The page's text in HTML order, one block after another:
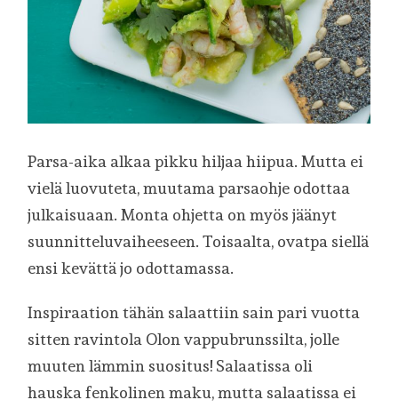
Parsa-aika alkaa pikku hiljaa hiipua. Mutta ei
vielä luovuteta, muutama parsaohje odottaa
julkaisuaan. Monta ohjetta on myös jäänyt
suunnitteluvaiheeseen. Toisaalta, ovatpa siellä
ensi kevättä jo odottamassa.
Inspiraation tähän salaattiin sain pari vuotta
sitten ravintola Olon vappubrunssilta, jolle
muuten lämmin suositus! Salaatissa oli
hauska fenkolinen maku, mutta salaatissa ei